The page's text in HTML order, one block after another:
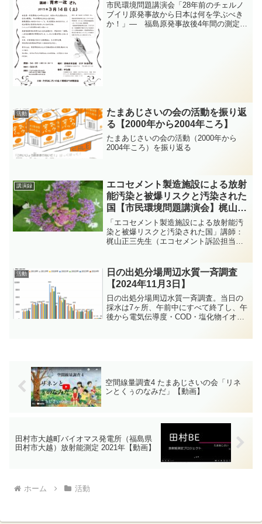
市民環境問題講演会「28年前のチェルノ
ブイリ原発事故から日本は何を学ぶべき
か！」― 福島原発事故後4年間の測定結
活動
たまあじさいの会の活動を振り返
る【2000年から2004年ころ】
たまあじさいの会の活動（2000年から
2004年ころ）を振り返る
講演録
エコセメント製造施設による放射
能汚染と被爆リスクと汚染された
国【市民環境問題講演会】梶山正
三 2013.3.10
「エコセメント製造施設による放射能汚
染と被爆リスクと汚染された国」講師：
梶山正三先生（エコセメント訴訟担当弁
た放射性物質がエコセメント工場により
さらに大気へ、多摩川水系...
活動
日の出処分場周辺水質一斉調査
【2024年11月3日】
日の出処分場周辺水質一斉調査。当日の
採水は7ヶ所、午前中にすべて終了し、午
後から電気伝導度・COD・塩化物イオン
空間線量調査4 たまあじさいの会「リネ
ンとくぅのなみだ」【動画】
田村市大越町バイオマス発電所（福島県
田村市大越）放射能測定 2021年【動画】
ホーム 活動